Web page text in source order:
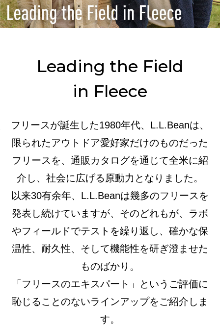
Leading the Field
in Fleece
フリースが誕生した1980年代、L.L.Beanは、
限られたアウトドア愛好家だけのものだった
フリースを、 通販カタログを通じて全米に紹
介し、社会に広げる原動力となりました。
以来30有余年、L.L.Beanは幾多のフリースを
発表し続けていますが、 そのどれもが、ラボ
やフィールドでテストを繰り返し、確かな保
温性、耐久性、そして機能性を研ぎ澄ませた
ものばかり。
「フリースのエキスパート」というご評価に
恥じることのないラインアップをご紹介しま
す。